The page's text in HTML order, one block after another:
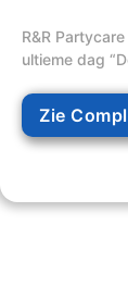
R&R
ultieme dag
Zie